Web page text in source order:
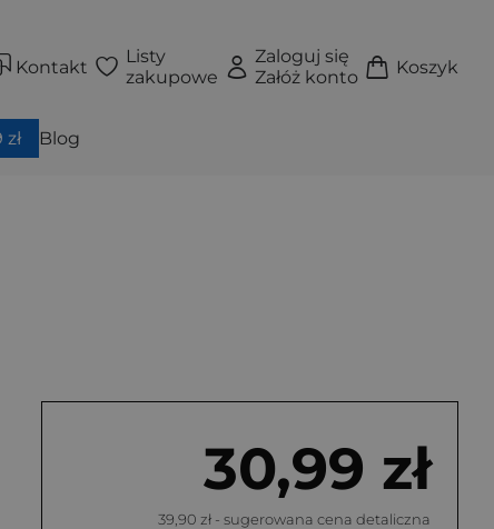
Kontakt
Listy
zakupowe
Zaloguj się
Załóż konto
Koszyk
Blog
30,99 zł
39,90 zł - sugerowana cena detaliczna